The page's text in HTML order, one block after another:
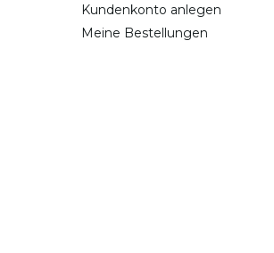
Kundenkonto anlegen
Meine Bestellungen